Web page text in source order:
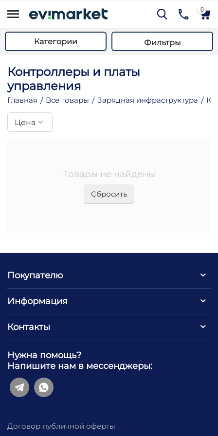
0
Категории Фильтры
Контроллеры и платы
управления
Главная / Все товары / Зарядная инфраструктура /
Цена
Товары не найдены
Сбросить
Покупателю
Информация
Контакты
Нужна помощь?
Напишите нам в мессенджеры:
Договор публичной оферты